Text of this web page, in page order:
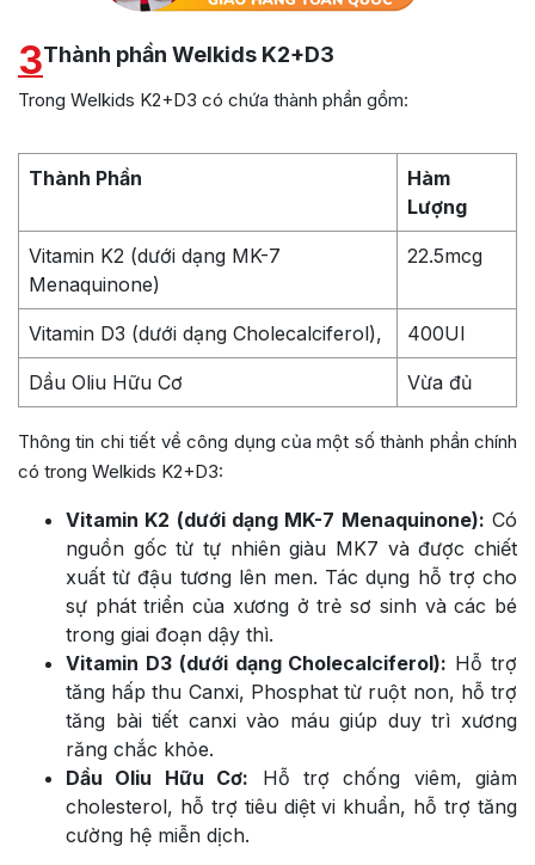
3Thành phần Welkids K2+D3
Trong Welkids K2+D3 có chứa thành phần gồm:
Thành Phần
Hàm
Lượng
Vitamin K2 (dưới dạng MK-7
Menaquinone)
22.5mcg
Vitamin D3 (dưới dạng Cholecalciferol), 400UI
Dầu Oliu Hữu Cơ Vừa đủ
Thông tin chi tiết về công dụng của một số thành phần chính
có trong Welkids K2+D3:
Vitamin K2 (dưới dạng MK-7 Menaquinone): Có
nguồn gốc từ tự nhiên giàu MK7 và được chiết
xuất từ đậu tương lên men. Tác dụng hỗ trợ cho
sự phát triển của xương ở trẻ sơ sinh và các bé
trong giai đoạn dậy thì.
Vitamin D3 (dưới dạng Cholecalciferol): Hỗ trợ
tăng hấp thu Canxi, Phosphat từ ruột non, hỗ trợ
tăng bài tiết canxi vào máu giúp duy trì xương
răng chắc khỏe.
Dầu Oliu Hữu Cơ: Hỗ trợ chống viêm, giảm
cholesterol, hỗ trợ tiêu diệt vi khuẩn, hỗ trợ tăng
cường hệ miễn dịch.